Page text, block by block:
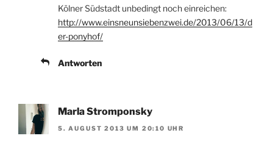
Kölner Südstadt unbedingt noch einreichen:
http://www.einsneunsiebenzwei.de/2013/06/13/d
er-ponyhof/
Antworten
Marla Stromponsky
5. AUGUST 2013 UM 20:10 UHR